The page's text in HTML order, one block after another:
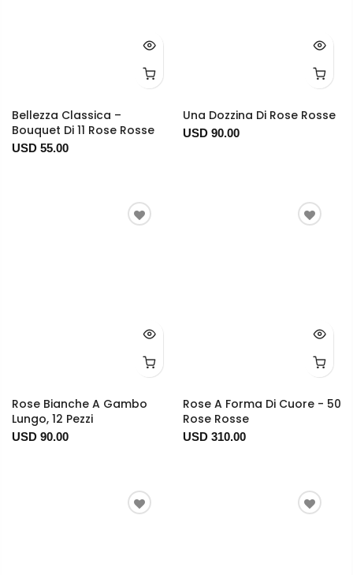
Bellezza Classica –
Bouquet Di 11 Rose Rosse
USD 55.00
Una Dozzina Di Rose Rosse
USD 90.00
Rose Bianche A Gambo
Lungo, 12 Pezzi
USD 90.00
Rose A Forma Di Cuore - 50
Rose Rosse
USD 310.00